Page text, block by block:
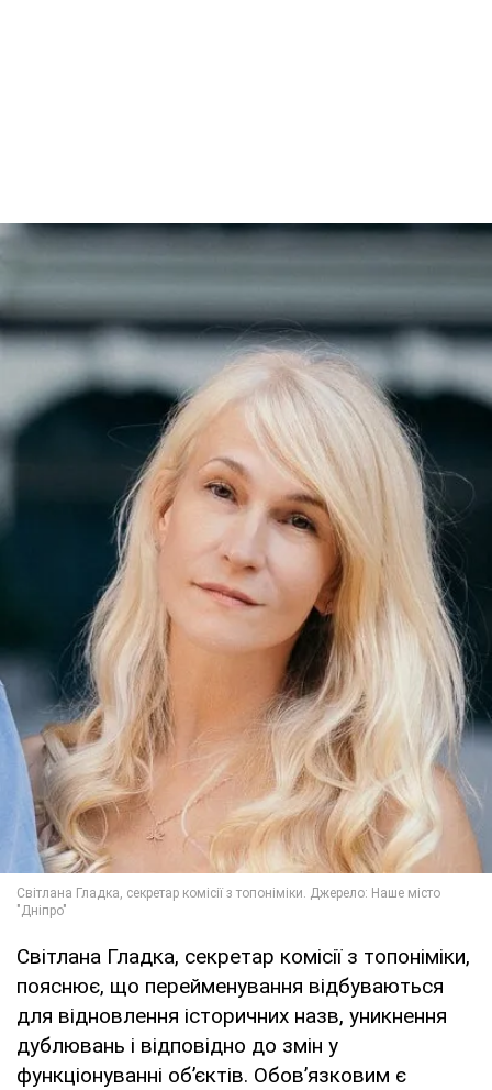
Світлана Гладка, секретар комісії з топоніміки,
пояснює, що перейменування відбуваються
для відновлення історичних назв, уникнення
дублювань і відповідно до змін у
функціонуванні об’єктів. Обов’язковим є